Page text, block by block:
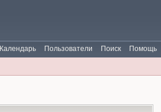
Помощь
Поиск
Пользователи
Календарь